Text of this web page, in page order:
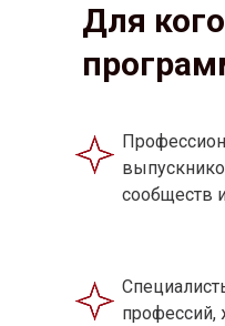
Для
сообществ